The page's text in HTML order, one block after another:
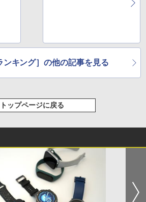
ンキング］の他の記事を見る
トップページに戻る